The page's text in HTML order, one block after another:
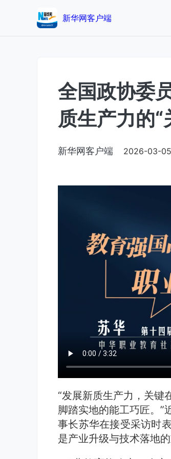
新华网客户端
全国政协委
质生产力的“
新华网客户端 2026-03-
“发展新质生产力，关键
脚踏实地的能工巧匠。”
事长苏华在接受采访时
是产业升级与技术落地的